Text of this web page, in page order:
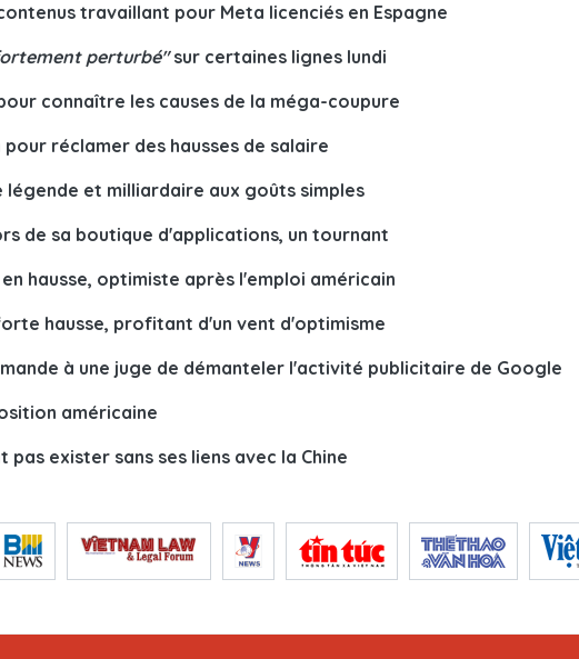
travaillant pour Meta licenciés en Espagne
perturbé"sur certaines lignes lundi
connaître les causes de la méga-coupure
réclamer des hausses de salaire
et milliardaire aux goûts simples
de sa boutique d'applications, un tournant
hausse, optimiste après l'emploi américain
hausse, profitant d'un vent d'optimisme
à une juge de démanteler l'activité publicitaire de Google
américaine
exister sans ses liens avec la Chine